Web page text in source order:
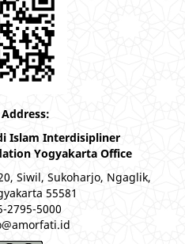
Islam Interdisipliner
Yogyakarta Office
Siwil, Sukoharjo, Ngaglik,
55581
2795-5000